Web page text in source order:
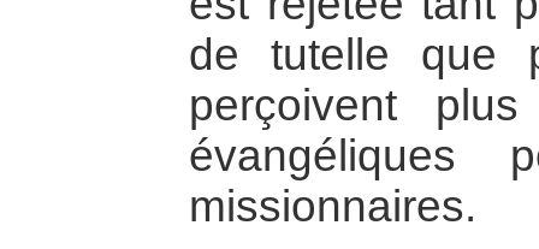
de tutelle que
perçoivent
évangéliques
missionnaires.